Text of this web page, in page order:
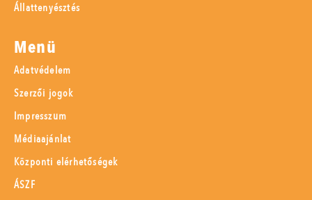
Állattenyésztés
Menü
Adatvédelem
Szerzői jogok
Impresszum
Médiaajánlat
Központi elérhetőségek
ÁSZF